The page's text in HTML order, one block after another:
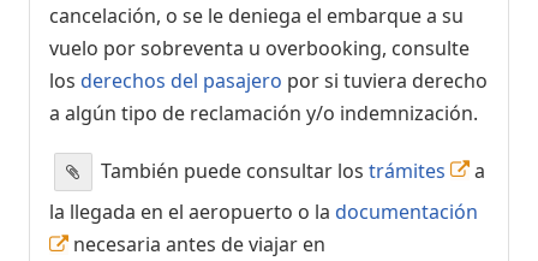
cancelación, o se le deniega el embarque a su
vuelo por sobreventa u overbooking, consulte
los derechos del pasajero por si tuviera derecho
a algún tipo de reclamación y/o indemnización.
También puede consultar los trámites
a
la llegada en el aeropuerto o la documentación
necesaria antes de viajar en